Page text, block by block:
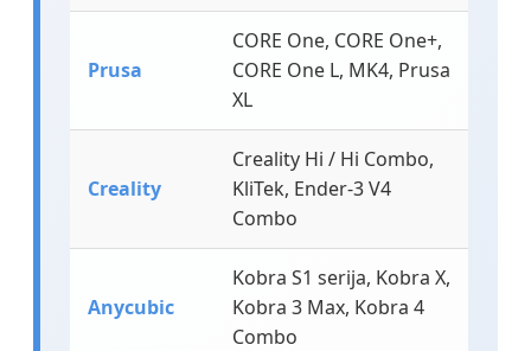
Prusa
CORE One, CORE One+,
CORE One L, MK4, Prusa
XL
Creality
Creality Hi / Hi Combo,
KliTek, Ender-3 V4
Combo
Anycubic
Kobra S1 serija, Kobra X,
Kobra 3 Max, Kobra 4
Combo